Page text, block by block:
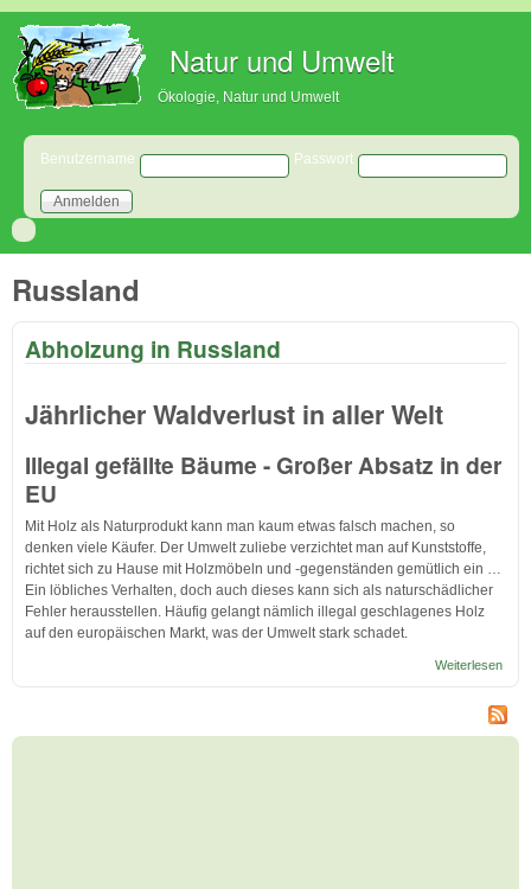
Natur und Umwelt
Ökologie, Natur und Umwelt
Benutzeranmeldung
Benutzername Passwort
Russland
Abholzung in Russland
Jährlicher Waldverlust in aller Welt
Illegal gefällte Bäume - Großer Absatz in der
EU
Mit Holz als Naturprodukt kann man kaum etwas falsch machen, so
denken viele Käufer. Der Umwelt zuliebe verzichtet man auf Kunststoffe,
richtet sich zu Hause mit Holzmöbeln und -gegenständen gemütlich ein …
Ein löbliches Verhalten, doch auch dieses kann sich als naturschädlicher
Fehler herausstellen. Häufig gelangt nämlich illegal geschlagenes Holz
auf den europäischen Markt, was der Umwelt stark schadet.
Weiterlesen
in